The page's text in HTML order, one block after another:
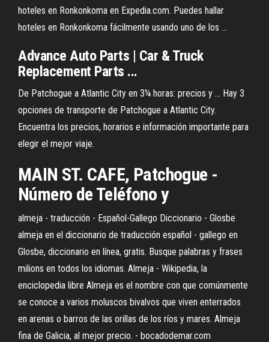
hoteles en Ronkonkoma en Expedia.com. Puedes hallar
hoteles en Ronkonkoma fácilmente usando uno de los ...
Advance Auto Parts | Car & Truck
Replacement Parts ...
De Patchogue a Atlantic City en 3¼ horas: precios y ... Hay 3
opciones de transporte de Patchogue a Atlantic City.
Encuentra los precios, horarios e información importante para
elegir el mejor viaje.
MAIN ST. CAFE, Patchogue -
Número de Teléfono y
almeja - traducción - Español-Gallego Diccionario - Glosbe
almeja en el diccionario de traducción español - gallego en
Glosbe, diccionario en línea, gratis. Busque palabras y frases
milions en todos los idiomas. Almeja - Wikipedia, la
enciclopedia libre Almeja es el nombre con que comúnmente
se conoce a varios moluscos bivalvos que viven enterrados
en arenas o barros de las orillas de los ríos y mares. Almeja
fina de Galicia, al mejor precio. - bocadodemar.com